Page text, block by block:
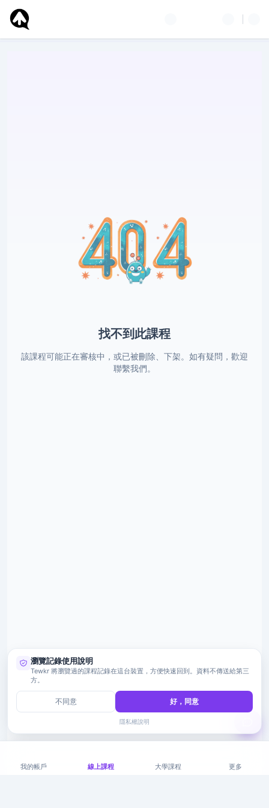
找不到此課程
該課程可能正在審核中，或已被刪除、下架。如有疑問，歡迎
聯繫我們。
我的帳戶 線上課程 大學課程 更多
瀏覽記錄使用說明
Tewkr 將瀏覽過的課程記錄在這台裝置，方便快速回到。資料不傳送給第三
方。
不同意 好，同意
隱私權說明